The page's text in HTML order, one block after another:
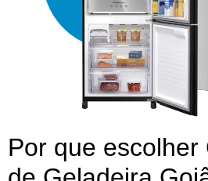
Por que escolher